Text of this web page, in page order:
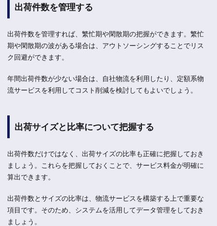
出荷件数を管理する
出荷件数を管理すれば、繁忙期や閑散期の把握ができます。繁忙
期や閑散期の波がある場合は、アウトソーシングすることでリス
ク回避ができます。
年間出荷件数が少ない場合は、自社物流を利用したり、定額系物
流サービスを利用してコスト削減を検討してもよいでしょう。
出荷サイズと比率について把握する
出荷件数だけではなく、出荷サイズの比率も正確に把握しておき
ましょう。これらを把握しておくことで、サービス料金が明確に
算出できます。
出荷件数とサイズの比率は、物流サービスを構築する上で重要な
項目です。そのため、システムを活用してデータ管理をしておき
ましょう。